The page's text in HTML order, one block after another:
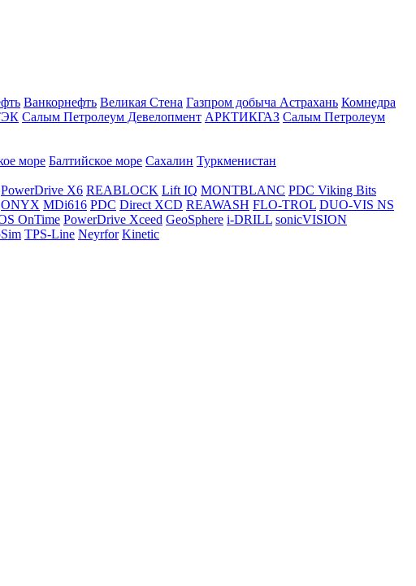
Ванкорнефть Великая Стена Газпром добыча Астрахань Комнедра
Салым Петролеум Девелопмент АРКТИКГАЗ Салым Петролеум
море Балтийское море Сахалин Туркменистан
PowerDrive X6 REABLOCK Lift IQ MONTBLANC PDC Viking Bits
ONYX MDi616 PDC Direct XCD REAWASH FLO-TROL DUO-VIS NS
OnTime PowerDrive Xceed GeoSphere i-DRILL sonicVISION
TPS-Line Neyrfor Kinetic